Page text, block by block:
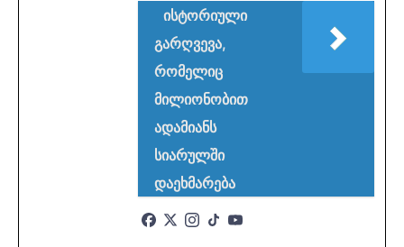
ისტორიული
გარღვევა,
რომელიც
მილიონობით
ადამიანს
სიარულში
დაეხმარება